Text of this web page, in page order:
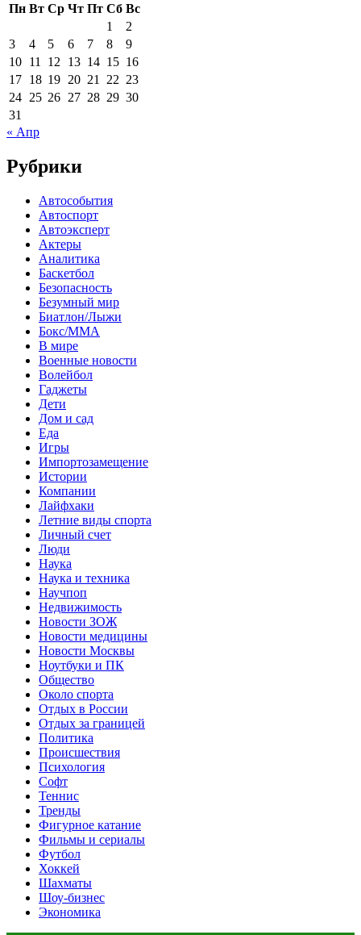
Пн Вт Ср Чт Пт Сб Вс
1
2
3
4 5 6 7 8
9
10 11 12 13 14 15 16
17 18 19 20 21 22 23
24 25 26 27 28 29 30
31
« Апр
Рубрики
Автособытия
Автоспорт
Автоэксперт
Актеры
Аналитика
Баскетбол
Безопасность
Безумный мир
Биатлон/Лыжи
Бокс/MMA
В мире
Военные новости
Волейбол
Гаджеты
Дети
Дом и сад
Еда
Игры
Импортозамещение
Истории
Компании
Лайфхаки
Летние виды спорта
Личный счет
Люди
Наука
Наука и техника
Научпоп
Недвижимость
Новости ЗОЖ
Новости медицины
Новости Москвы
Ноутбуки и ПК
Общество
Около спорта
Отдых в России
Отдых за границей
Политика
Происшествия
Психология
Софт
Теннис
Тренды
Фигурное катание
Фильмы и сериалы
Футбол
Хоккей
Шахматы
Шоу-бизнес
Экономика